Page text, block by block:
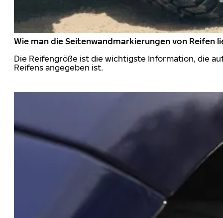
Wie man die Seitenwandmarkierungen von Reifen
Die Reifengröße ist die wichtigste Information, die
Reifens angegeben ist.